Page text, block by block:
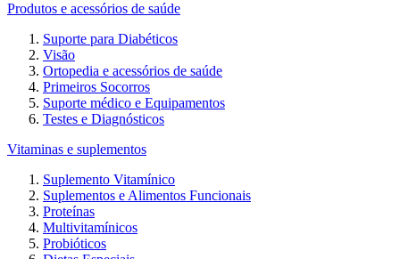
Produtos e acessórios de saúde
Suporte para Diabéticos
Visão
Ortopedia e acessórios de saúde
Primeiros Socorros
Suporte médico e Equipamentos
Testes e Diagnósticos
Vitaminas e suplementos
Suplemento Vitamínico
Suplementos e Alimentos Funcionais
Proteínas
Multivitamínicos
Probióticos